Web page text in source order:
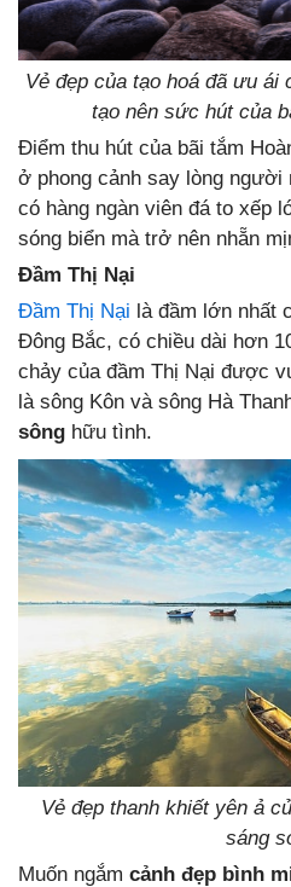
Vẻ đẹp của tạo hoá đã ưu ái
tạo nên sức hút của
Điểm thu hút của bãi tắm
ở phong cảnh say lòng
có hàng ngàn viên đá to xếp
sóng biển mà trở nên nhẵn
Đầm Thị Nại
Đầm Thị Nại là đầm lớn nhất
Đông Bắc, có chiều dài hơn
chảy của đầm Thị Nại được
là sông Kôn và sông Hà
sông hữu tình.
Vẻ đẹp thanh khiết yên ả
sáng
Muốn ngắm cảnh đẹp bình